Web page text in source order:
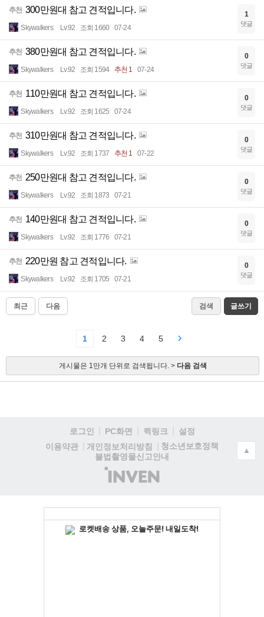
추천 300만원대 참고 견적입니다.
Skywalkers Lv.92 조회 1660 07-24
1
댓글
추천 380만원대 참고 견적입니다.
Skywalkers Lv.92 조회 1594 추천 1 07-24
0
댓글
추천 110만원대 참고 견적입니다.
Skywalkers Lv.92 조회 1625 07-24
0
댓글
추천 310만원대 참고 견적입니다.
Skywalkers Lv.92 조회 1737 추천 1 07-22
0
댓글
추천 250만원대 참고 견적입니다.
Skywalkers Lv.92 조회 1873 07-21
0
댓글
추천 140만원대 참고 견적입니다.
Skywalkers Lv.92 조회 1776 07-21
0
댓글
추천 220만원 참고 견적입니다.
Skywalkers Lv.92 조회 1705 07-21
0
댓글
최근 다음 검색 글쓰기
1 2 3 4 5
게시물은 1만개 단위로 검색됩니다. > 다음 검색
로그인 PC화면 퀵링크
설정
이용약관
개인정보처리방침
청소년보호정책
불법촬영물신고안내
(주)
인
▲